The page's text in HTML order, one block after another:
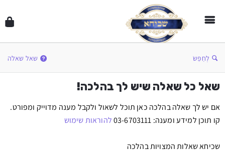
לְחַפֵּשׂ שאל שאלה
שאל כל שאלה שיש לך בהלכה!
אם יש לך שאלה בהלכה כאן תוכל לשאול ולקבל מענה מדוייק ומפורט.
קו תוכן למידע ומענה: 03-6703111
להוראות שימוש
שכיחא שאלות המצויות בהלכה